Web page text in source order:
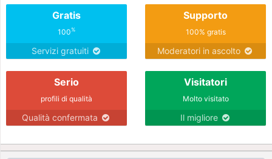
Gratis
100%
Servizi gratuiti
Supporto
100% gratis
Moderatori in ascolto
Serio
profili di qualità
Qualità confermata
Visitatori
Molto visitato
Il migliore